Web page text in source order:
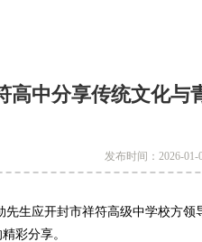
高中分享传统文化与
发布时间：2026-01-
应开封市祥符高级中学校方领
彩分享。